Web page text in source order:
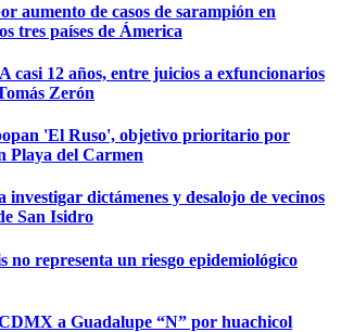
aumento de casos de sarampión en
tres países de Ámerica
casi 12 años, entre juicios a exfuncionarios
Zerón
'El Ruso', objetivo prioritario por
Playa del Carmen
investigar dictámenes y desalojo de vecinos
San Isidro
no representa un riesgo epidemiológico
a Guadalupe “N” por huachicol